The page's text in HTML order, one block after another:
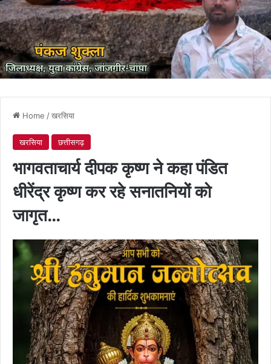
Home /खरसिया
खरसिया छत्तीसगढ़
भागवताचार्य दीपक कृष्ण ने कहा पंडित
धीरेंद्र कृष्ण कर रहे सनातनियों को
जागृत…